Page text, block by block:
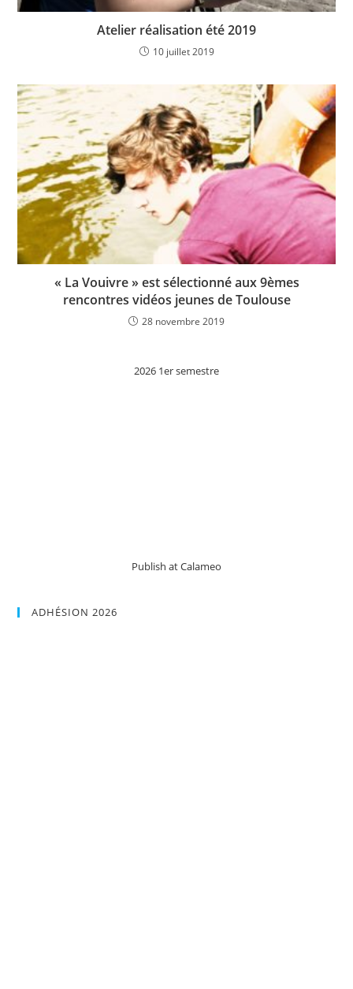
Atelier réalisation été 2019
10 juillet 2019
« La Vouivre » est sélectionné aux 9èmes
rencontres vidéos jeunes de Toulouse
28 novembre 2019
2026 1er semestre
Publish at Calameo
ADHÉSION 2026